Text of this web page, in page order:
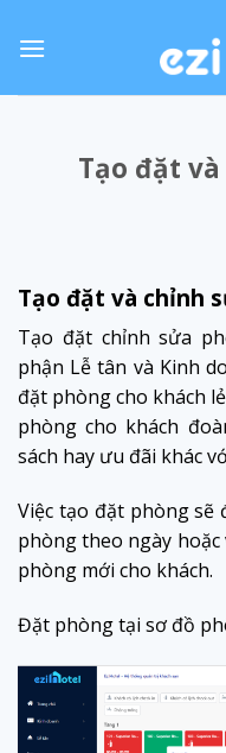
Tạo đặt
Tạo đặt và chỉnh
Tạo đặt chỉnh sửa
phận Lễ tân và Kinh
đặt phòng cho khách
phòng cho khách
sách hay ưu đãi khác
Việc tạo đặt phòng
phòng theo ngày
phòng mới cho khách.
Đặt phòng tại sơ đồ